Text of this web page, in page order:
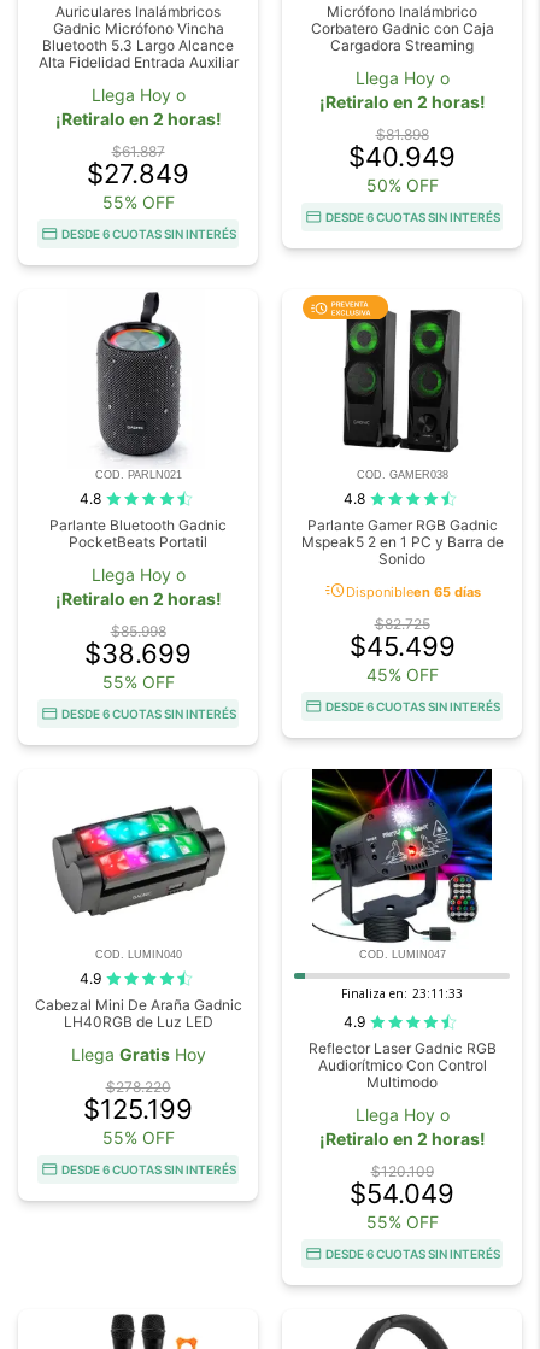
Auriculares Inalámbricos
Gadnic Micrófono Vincha
Bluetooth 5.3 Largo Alcance
Alta Fidelidad Entrada Auxiliar
Llega Hoy o
¡Retiralo en 2 horas!
$61.887
$27.849
55% OFF
DESDE 6 CUOTAS SIN INTERÉS
Micrófono Inalámbrico
Corbatero Gadnic con Caja
Cargadora Streaming
Llega Hoy o
¡Retiralo en 2 horas!
$81.898
$40.949
50% OFF
DESDE 6 CUOTAS SIN INTERÉS
COD. PARLN021
4.8
Parlante Bluetooth Gadnic
PocketBeats Portatil
Llega Hoy o
¡Retiralo en 2 horas!
$85.998
$38.699
55% OFF
DESDE 6 CUOTAS SIN INTERÉS
COD. GAMER038
4.8
Parlante Gamer RGB Gadnic
Mspeak5 2 en 1 PC y Barra de
Sonido
acuteDisponibleen 65 días
$82.725
$45.499
45% OFF
DESDE 6 CUOTAS SIN INTERÉS
COD. LUMIN040
4.9
Cabezal Mini De Araña Gadnic
LH40RGB de Luz LED
Llega GratisHoy
$278.220
$125.199
55% OFF
DESDE 6 CUOTAS SIN INTERÉS
COD. LUMIN047
Finaliza en: 23:11:32
4.9
Reflector Laser Gadnic RGB
Audiorítmico Con Control
Multimodo
Llega Hoy o
¡Retiralo en 2 horas!
$120.109
$54.049
55% OFF
DESDE 6 CUOTAS SIN INTERÉS